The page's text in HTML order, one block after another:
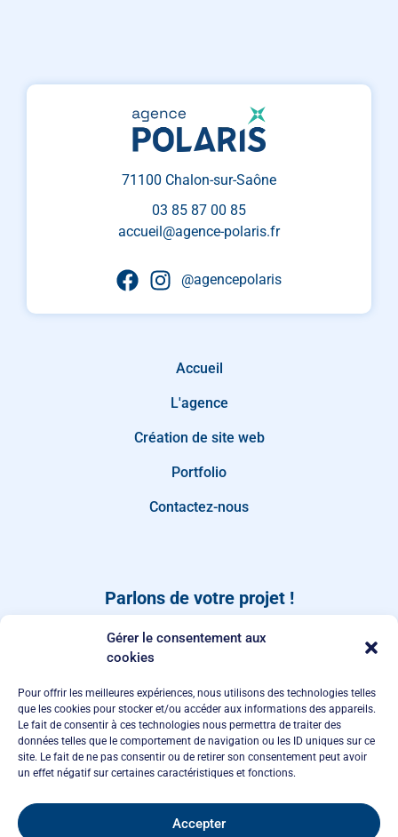
Gérer le consentement aux
cookies
Pour offrir les meilleures expériences, nous utilisons des technologies telles
que les cookies pour stocker et/ou accéder aux informations des appareils.
Le fait de consentir à ces technologies nous permettra de traiter des
données telles que le comportement de navigation ou les ID uniques sur ce
site. Le fait de ne pas consentir ou de retirer son consentement peut avoir
un effet négatif sur certaines caractéristiques et fonctions.
Accepter
71100 Chalon-sur-Saône
03 85 87 00 85
accueil@agence-polaris.fr
@agencepolaris
Accueil
L'agence
Création de site web
Portfolio
Contactez-nous
Parlons de votre projet !
message depuis notre page de
Appelez-moi